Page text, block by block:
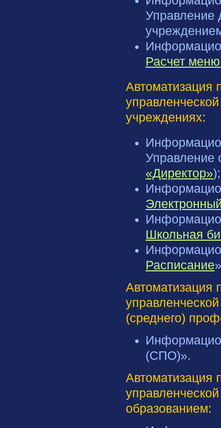
Управление
Расчет
Автоматизация
учреждениях:
Управление
«Директор»);
Школьная
Расписание
Автоматизация
(среднего)
(СПО)».
Автоматизация
образованием: